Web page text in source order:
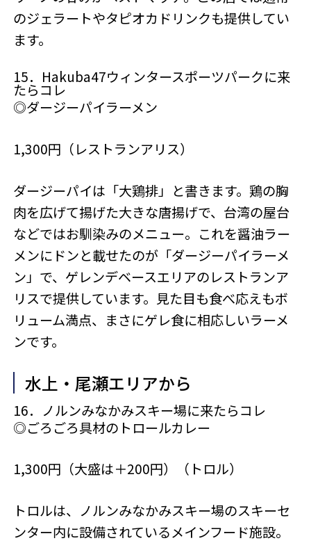
のジェラートやタピオカドリンクも提供してい
ます。
15．Hakuba47ウィンタースポーツパークに来
たらコレ
◎ダージーパイラーメン
1,300円（レストランアリス）
ダージーパイは「大鶏排」と書きます。鶏の胸
肉を広げて揚げた大きな唐揚げで、台湾の屋台
などではお馴染みのメニュー。これを醤油ラー
メンにドンと載せたのが「ダージーパイラーメ
ン」で、ゲレンデベースエリアのレストランア
リスで提供しています。見た目も食べ応えもボ
リューム満点、まさにゲレ食に相応しいラーメ
ンです。
水上・尾瀬エリアから
16．ノルンみなかみスキー場に来たらコレ
◎ごろごろ具材のトロールカレー
1,300円（大盛は＋200円）（トロル）
トロルは、ノルンみなかみスキー場のスキーセ
ンター内に設備されているメインフード施設。